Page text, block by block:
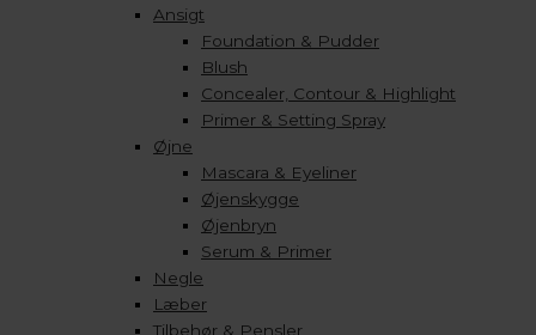
Ansigt
Foundation & Pudder
Blush
Concealer, Contour & Highlight
Primer & Setting Spray
Øjne
Mascara & Eyeliner
Øjenskygge
Øjenbryn
Serum & Primer
Negle
Læber
Tilbehør & Pensler